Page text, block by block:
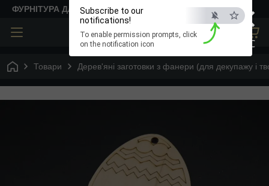
×
ESC
Subscribe to our
notifications!
To enable permission prompts, click
on the notification icon
ФУРНІТУРА ДЛЯ ТВОРЧОСТІ
Товари Дерев'яні заготовки з фанери (для декупажу і